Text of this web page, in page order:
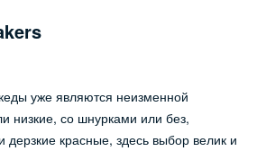
уже являются неизменной
низкие, со шнурками или без,
красные, здесь выбор велик и